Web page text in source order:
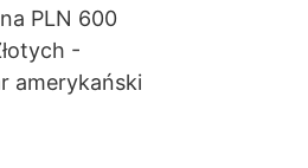
PLN 600
-
amerykański